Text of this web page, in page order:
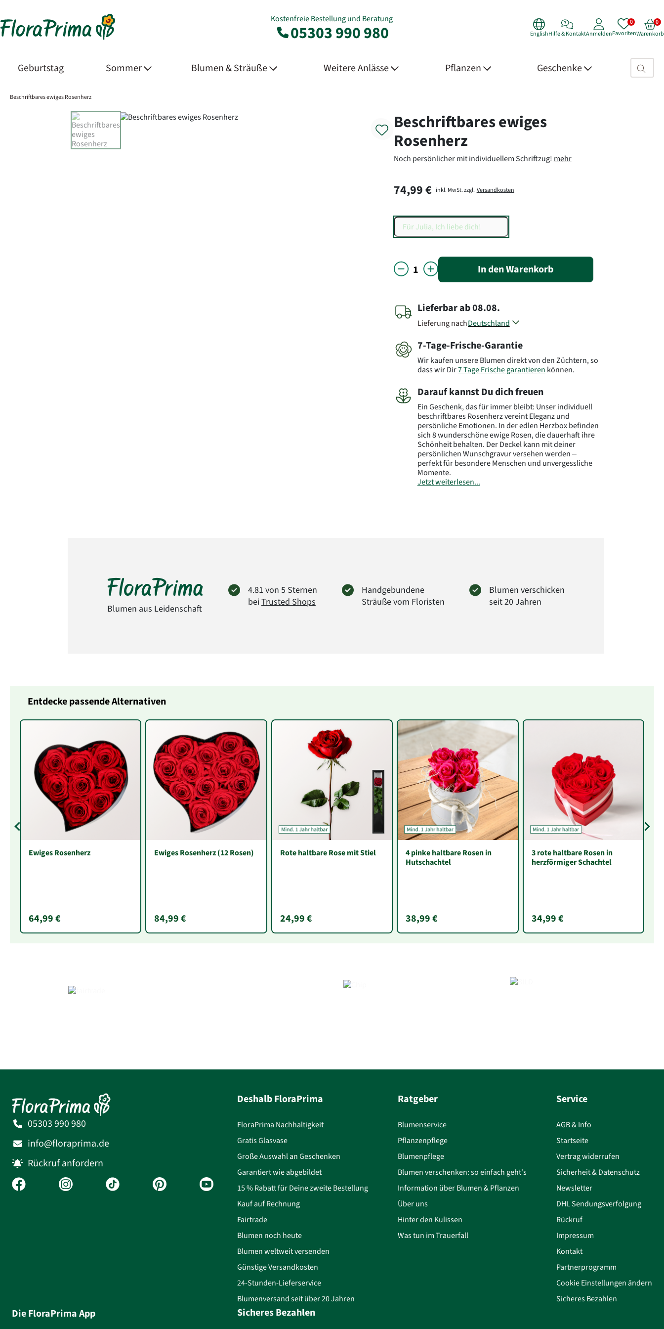
Kostenfreie Bestellung und Beratung
05303 990 980 EnglishHilfe & KontaktAnmeldenFavoritenWarenkorb
Geburtstag Sommer Blumen & Sträuße Weitere Anlässe Pflanzen Geschenke Suchfeld>
Beschriftbares ewiges Rosenherz
Product Images Product Details
Beschriftbares ewiges
Rosenherz
Noch persönlicher mit individuellem Schriftzug! mehr
74,99 € inkl. MwSt. zzgl. Versandkosten
In den Warenkorb
Lieferbarab08.08.
Lieferung nachDeutschland
Polen
7-Tage-Frische-Garantie
Wir kaufen unsere Blumen direkt von den Züchtern, so
dass wir Dir7 Tage Frische garantieren können.
Darauf kannst Du dich freuen
Ein Geschenk, das für immer bleibt: Unser individuell
beschriftbares Rosenherz vereint Eleganz und
persönliche Emotionen. In der edlen Herzbox befinden
sich 8 wunderschöne ewige Rosen, die dauerhaft ihre
Schönheit behalten. Der Deckel kann mit deiner
persönlichen Wunschgravur versehen werden –
perfekt für besondere Menschen und unvergessliche
Momente.
Jetzt weiterlesen...
Blumen aus Leidenschaft
4.81 von 5 Sternen
bei Trusted Shops
Handgebundene
Sträuße vom Floristen
Blumen verschicken
seit 20 Jahren
Entdecke passende Alternativen
Ewiges Rosenherz
64,99 €
Ewiges Rosenherz (12 Rosen)
84,99 €
Rote haltbare Rose mit Stiel
24,99 €
4 pinke haltbare Rosen in
Hutschachtel
38,99 €
3 rote haltbare Rosen in
herzförmiger Schachtel
34,99 €
05303 990 980
info@floraprima.de
Rückruf anfordern
Die FloraPrima App
Deshalb FloraPrima
FloraPrima Nachhaltigkeit
Gratis Glasvase
Große Auswahl an Geschenken
Garantiert wie abgebildet
15 % Rabatt für Deine zweite Bestellung
Kauf auf Rechnung
Fairtrade
Blumen noch heute
Blumen weltweit versenden
Günstige Versandkosten
24-Stunden-Lieferservice
Blumenversand seit über 20 Jahren
Ratgeber
Blumenservice
Pflanzenpflege
Blumenpflege
Blumen verschenken: so einfach geht's
Information über Blumen & Pflanzen
Über uns
Hinter den Kulissen
Was tun im Trauerfall
Service
AGB & Info
Startseite
Vertrag widerrufen
Sicherheit & Datenschutz
Newsletter
DHL Sendungsverfolgung
Rückruf
Impressum
Kontakt
Partnerprogramm
Cookie Einstellungen ändern
Sicheres Bezahlen
Sicheres Bezahlen